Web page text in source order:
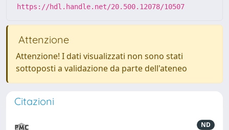
https://hdl.handle.net/20.500.12078/10507
Attenzione
Attenzione! I dati visualizzati non sono stati
sottoposti a validazione da parte dell'ateneo
Citazioni
ND